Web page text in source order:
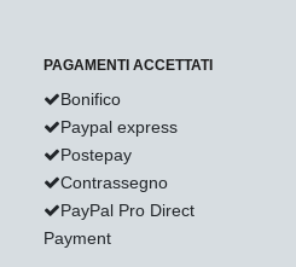
PAGAMENTI ACCETTATI
Bonifico
Paypal express
Postepay
Contrassegno
PayPal Pro Direct
Payment